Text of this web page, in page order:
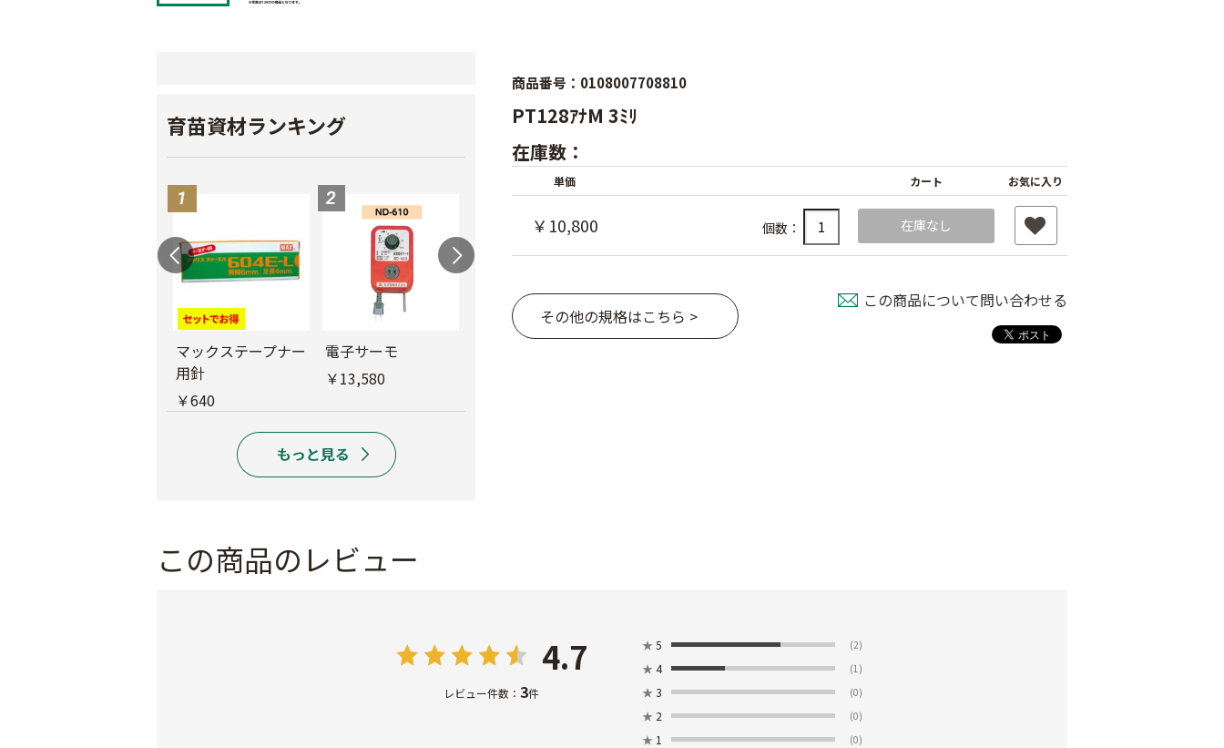
育苗資材ランキング
マックステープナー
用針
￥640
電子サーモ
￥13,580
バインダー紐 ジュ
商品番号：0108007708810
PT128ｱﾅM 3ﾐﾘ
在庫数：
単価 カート お気に入り
￥10,800 個数： 在庫なし
その他の規格はこちら >
この商品について問い合わせる
この商品のレビュー
4.7
レビュー件数： 3件
★ 5 (2)
★ 4 (1)
★ 3 (0)
★ 2 (0)
★ 1 (0)